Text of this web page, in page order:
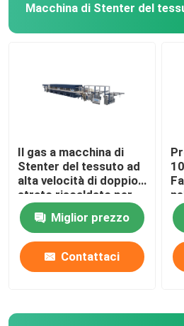
Macchina di Stenter del
Il gas a macchina di
Stenter del tessuto ad
alta velocità di doppio
strato riscaldato per
tricotta il tessuto
Miglior prezzo
Contattaci